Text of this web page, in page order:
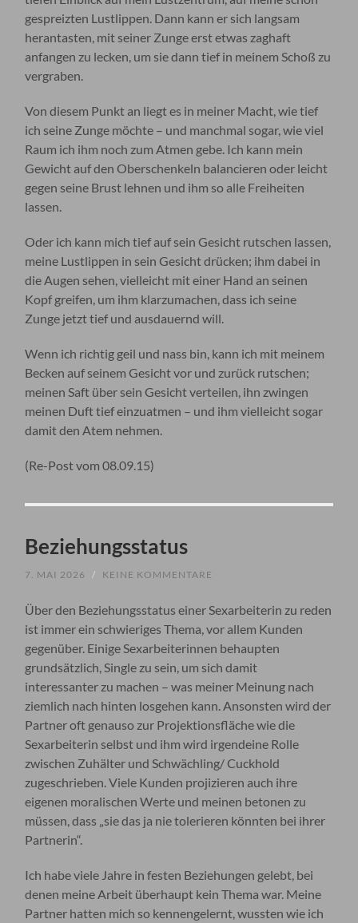
gespreizten Lustlippen. Dann kann er sich langsam
herantasten, mit seiner Zunge erst etwas zaghaft
anfangen zu lecken, um sie dann tief in meinem Schoß zu
vergraben.
Von diesem Punkt an liegt es in meiner Macht, wie tief
ich seine Zunge möchte – und manchmal sogar, wie viel
Raum ich ihm noch zum Atmen gebe. Ich kann mein
Gewicht auf den Oberschenkeln balancieren oder leicht
gegen seine Brust lehnen und ihm so alle Freiheiten
lassen.
Oder ich kann mich tief auf sein Gesicht rutschen lassen,
meine Lustlippen in sein Gesicht drücken; ihm dabei in
die Augen sehen, vielleicht mit einer Hand an seinen
Kopf greifen, um ihm klarzumachen, dass ich seine
Zunge jetzt tief und ausdauernd will.
Wenn ich richtig geil und nass bin, kann ich mit meinem
Becken auf seinem Gesicht vor und zurück rutschen;
meinen Saft über sein Gesicht verteilen, ihn zwingen
meinen Duft tief einzuatmen – und ihm vielleicht sogar
damit den Atem nehmen.
(Re-Post vom 08.09.15)
Beziehungsstatus
7. MAI 2026 / KEINE KOMMENTARE
Über den Beziehungsstatus einer Sexarbeiterin zu reden
ist immer ein schwieriges Thema, vor allem Kunden
gegenüber. Einige Sexarbeiterinnen behaupten
grundsätzlich, Single zu sein, um sich damit
interessanter zu machen – was meiner Meinung nach
ziemlich nach hinten losgehen kann. Ansonsten wird der
Partner oft genauso zur Projektionsfläche wie die
Sexarbeiterin selbst und ihm wird irgendeine Rolle
zwischen Zuhälter und Schwächling/ Cuckhold
zugeschrieben. Viele Kunden projizieren auch ihre
eigenen moralischen Werte und meinen betonen zu
müssen, dass „sie das ja nie tolerieren könnten bei ihrer
Partnerin“.
Ich habe viele Jahre in festen Beziehungen gelebt, bei
denen meine Arbeit überhaupt kein Thema war. Meine
Partner hatten mich so kennengelernt, wussten wie ich